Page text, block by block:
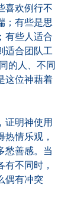
喜欢例行不
；有些是思
有些人适合
适合团队工
的人、不同
这位神藉着
明神使用
情乐观，
愁善感。当
不同时，
偶有冲突